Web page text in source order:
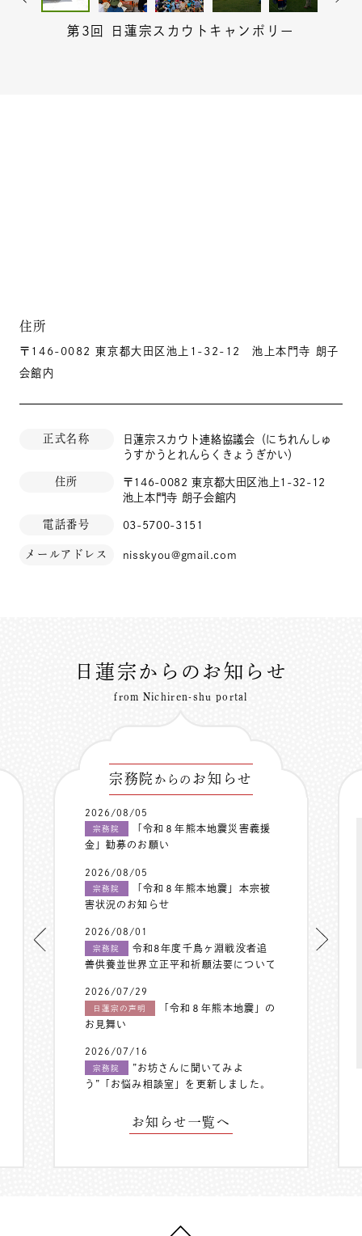
第3回 日蓮宗スカウトキャンポリー
住所
〒146-0082 東京都大田区池上1-32-12 池上本門寺 朗子
会館内
正式名称
日蓮宗スカウト連絡協議会（にちれんしゅ
うすかうとれんらくきょうぎかい）
住所
〒146-0082 東京都大田区池上1-32-12
池上本門寺 朗子会館内
電話番号 03-5700-3151
メールアドレス nisskyou@gmail.com
日蓮宗からのお知らせ
from Nichiren-shu portal
宗務院 からの お知らせ
2026/08/05
宗務院
「令和８年熊本地震災害義援
金」勧募のお願い
2026/08/05
宗務院
「令和８年熊本地震」本宗被
害状況のお知らせ
2026/08/01
宗務院
令和8年度千鳥ヶ淵戦没者追
善供養並世界立正平和祈願法要について
2026/07/29
日蓮宗の声明
「令和８年熊本地震」の
お見舞い
2026/07/16
宗務院
”お坊さんに聞いてみよ
う”「お悩み相談室」を更新しました。
お知らせ一覧へ